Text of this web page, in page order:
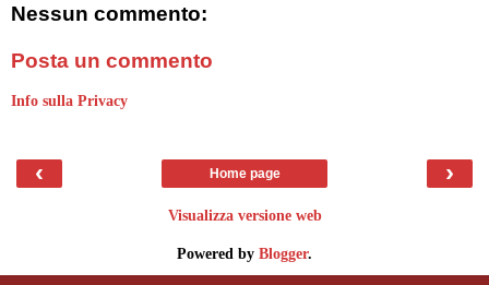
Nessun commento:
Posta un commento
Info sulla Privacy
‹ ›
Home page
Visualizza versione web
Powered by Blogger.